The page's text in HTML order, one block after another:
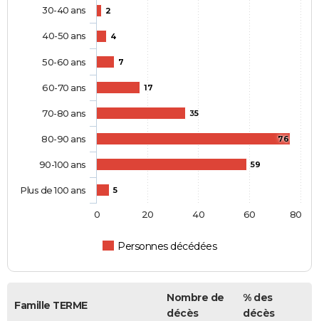
2
4
7
17
35
76
59
5
Personnes décédées
30-40 ans
40-50 ans
50-60 ans
60-70 ans
70-80 ans
80-90 ans
90-100 ans
Plus de 100 ans
0 20 40 60 80
Famille TERME
Nombre de
décès
% des
décès